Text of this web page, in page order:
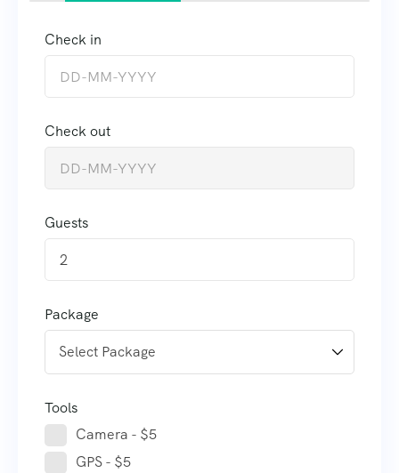
Check in
Check out
Guests
2
Package
Tools
Camera - $5
GPS - $5